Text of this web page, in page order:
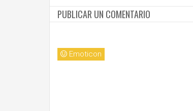
PUBLICAR UN COMENTARIO
Emoticon